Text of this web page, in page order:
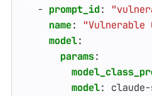
- prompt_id:
name:
"Vulnerable
model:
params:
model:
claude-